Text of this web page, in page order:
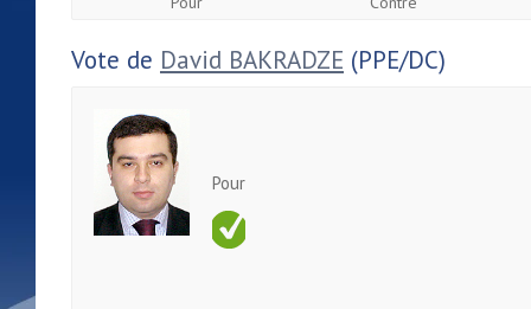
Vote de David BAKRADZE (PPE/DC)
Pour